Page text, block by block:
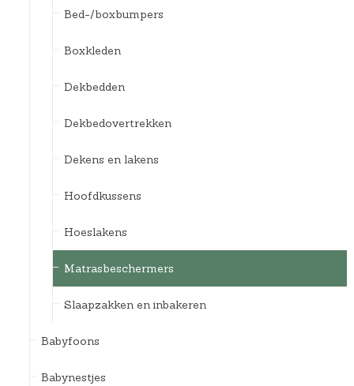
Bed-/boxbumpers
Boxkleden
Dekbedden
Dekbedovertrekken
Dekens en lakens
Hoofdkussens
Hoeslakens
Matrasbeschermers
Slaapzakken en inbakeren
Babyfoons
Babynestjes